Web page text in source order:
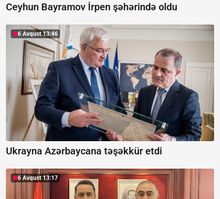
Ceyhun Bayramov İrpen şəhərində oldu
6 Avqust 13:46
Ukrayna Azərbaycana təşəkkür etdi
6 Avqust 13:17